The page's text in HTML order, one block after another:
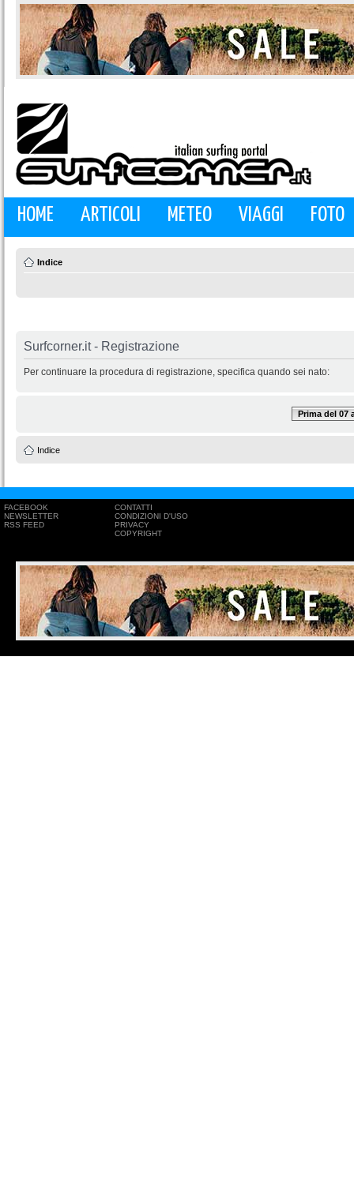
HOME ARTICOLI METEO VIAGGI FOTO
Indice
Surfcorner.it - Registrazione
Per continuare la procedura di registrazione, specifica quando sei nato:
Prima del 07
Indice
FACEBOOK
NEWSLETTER
RSS FEED
CONTATTI
CONDIZIONI D'USO
PRIVACY
COPYRIGHT